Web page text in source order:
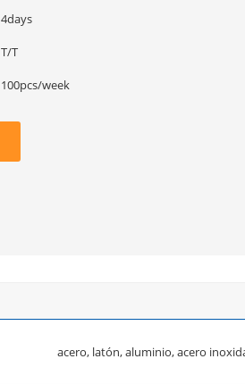
4days
T/T
100pcs/week
acero, latón, aluminio, acero